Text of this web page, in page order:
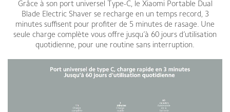
Grâce à son port universel Type-C, le Xiaomi Portable Dual
Blade Electric Shaver se recharge en un temps record, 3
minutes suffisent pour profiter de 5 minutes de rasage. Une
seule charge complète vous offre jusqu’à 60 jours d’utilisation
quotidienne, pour une routine sans interruption.